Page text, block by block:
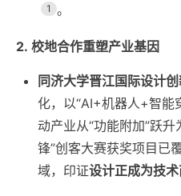
1 。
2. 校地合作重塑产业基因
同济大学晋江国际设计
化，以“AI+机器人+智能
动产业从“功能附加”跃升
锋”创客大赛获奖项目已
域，印证设计正成为技